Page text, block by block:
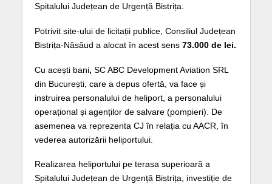
Spitalului Județean de Urgență Bistrița.
Potrivit site-ului de licitații publice, Consiliul Județean
Bistrița-Năsăud a alocat în acest sens 73.000 de lei.
Cu acești bani, SC ABC Development Aviation SRL
din București, care a depus ofertă, va face și
instruirea personalului de heliport, a personalului
operațional și agenților de salvare (pompieri). De
asemenea va reprezenta CJ în relația cu AACR, în
vederea autorizării heliportului.
Realizarea heliportului pe terasa superioară a
Spitalului Județean de Urgență Bistrița, investiție de